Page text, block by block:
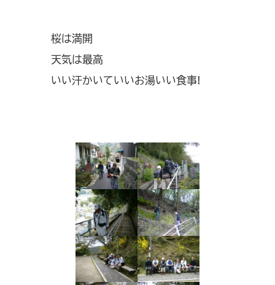
桜は満開
天気は最高
いい汗かいていいお湯いい食事!